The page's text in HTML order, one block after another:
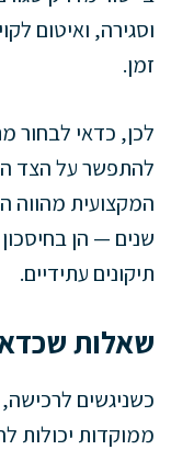
וסגירה, ואיטום
זמן.
לכן, כדאי לבחור
להתפשר על הצד
המקצועית
שנים — הן
תיקונים עתידיים.
שאלות
כשניגשים
ממוקדות יכולות